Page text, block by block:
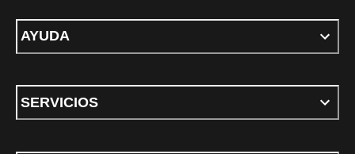
AYUDA
SERVICIOS